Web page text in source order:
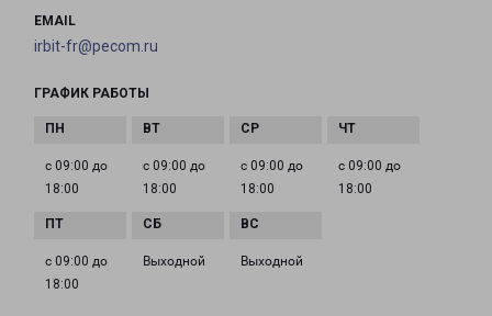
EMAIL
irbit-fr@pecom.ru
ГРАФИК РАБОТЫ
с 09:00 до
18:00
с 09:00 до
18:00
с 09:00 до
18:00
с 09:00 до
18:00
с 09:00 до
18:00
Выходной Выходной